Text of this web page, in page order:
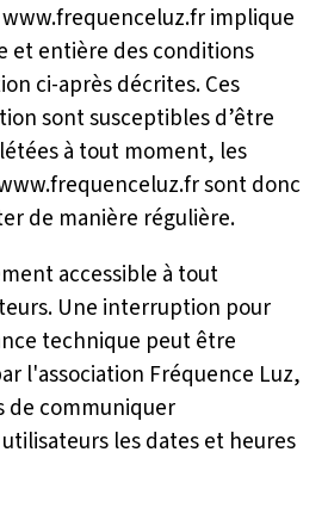
implique
et entière des conditions
ci-après décrites. Ces
sont susceptibles d’être
à tout moment, les
sont donc
de manière régulière.
accessible à tout
Une interruption pour
technique peut être
l'association Fréquence Luz,
de communiquer
les dates et heures